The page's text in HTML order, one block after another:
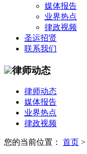
媒体报告
业界热点
律政视频
圣运招贤
联系我们
律师动态
律师动态
媒体报告
业界热点
律政视频
您的当前位置： 首页 >